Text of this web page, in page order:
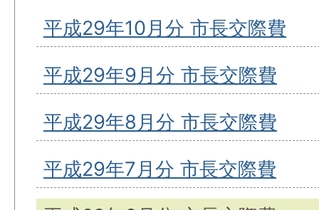
平成29年10月分 市長交際費
平成29年9月分 市長交際費
平成29年8月分 市長交際費
平成29年7月分 市長交際費